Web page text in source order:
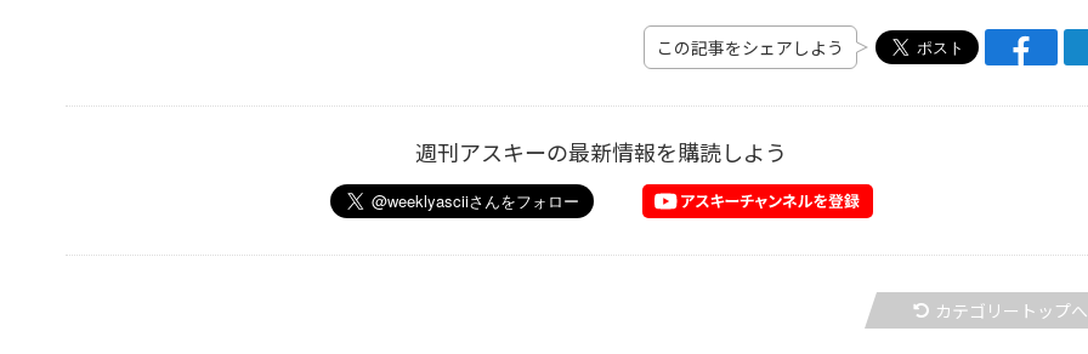
この記事をシェアしよう
週刊アスキーの最新情報を購読しよう
カテゴリートップへ